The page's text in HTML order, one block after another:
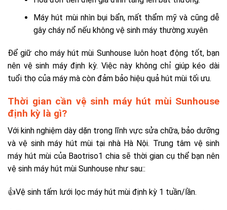
Máy hút mùi nhìn bụi bẩn, mất thẩm mỹ và cũng dễ
gây cháy nổ nếu không vệ sinh máy thường xuyên
Để giữ cho máy hút mùi Sunhouse luôn hoạt động tốt, bạn
nên vệ sinh máy định kỳ. Việc này không chỉ giúp kéo dài
tuổi thọ của máy mà còn đảm bảo hiệu quả hút mùi tối ưu.
Thời gian cần vệ sinh máy hút mùi Sunhouse
định kỳ là gì?
Với kinh nghiệm dày dặn trong lĩnh vực sửa chữa, bảo dưỡng
và vệ sinh máy hút mùi tại nhà Hà Nội. Trung tâm vệ sinh
máy hút mùi của Baotriso1 chia sẽ thời gian cụ thể bạn nên
vệ sinh máy hút mùi Sunhouse như sau::
👍Vệ sinh tấm lưới lọc máy hút mùi định kỳ 1 tuần/lần.